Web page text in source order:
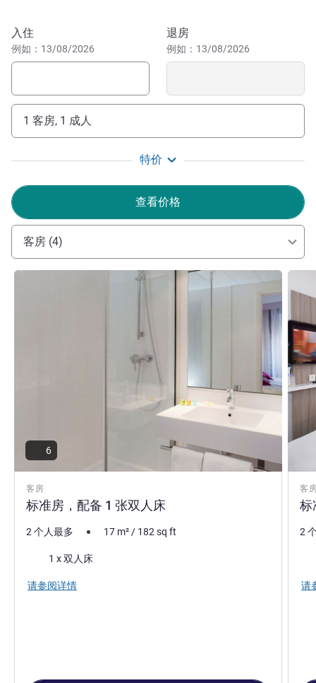
然放松身心的理想目的地。无论冬夏，每个人都可以在这里
找到自己喜欢的活动。欢迎光临宜必思尚品酒店！
全面的卫生措施，以优越的条件欢迎您的光临。期待很快与
您见面。
ELISA GRONDIN 酒店管理
预订此酒店
入住
例如：13/08/2026
退房
例如：13/08/2026
1 客房, 1 成人
特价
查看价格
客房 (4)
客房
标准房，配备 1 张双人床
请参阅详情
6
2 个人最多 17 m²/ 182sq ft
床上用品1 x 双人床
请参阅详情
客
标
请参
2
请